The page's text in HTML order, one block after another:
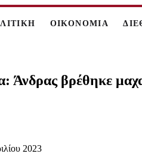
ΟΙΚΟΝΟΜΙΑ
Άνδρας βρέθηκε
2023